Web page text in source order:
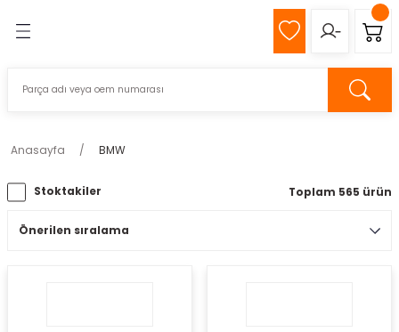
Anasayfa BMW
Stoktakiler Toplam 565 ürün